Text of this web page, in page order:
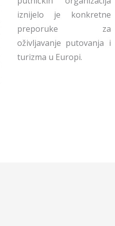
iznijelo je konkretne
preporuke za
oživljavanje putovanja i
turizma u Europi.